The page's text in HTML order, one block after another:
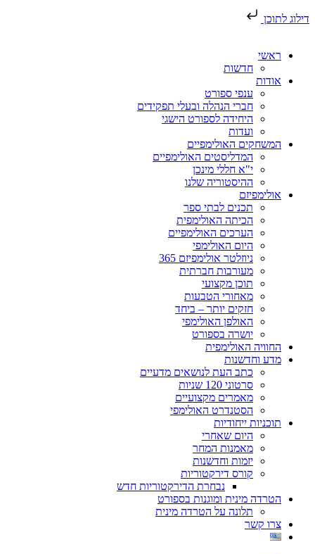
דילוג לתוכן
ראשי
חדשות
אודות
ענפי ספורט
חברי הנהלה ובעלי תפקידים
היחידה לספורט הישגי
ועדות
המשחקים האולימפיים
המדליסטים האולימפיים
י"א חללי מינכן
ההיסטוריה שלנו
אולימפיזם
תכנים לבתי ספר
הכיתה האולימפית
הערכים האולימפיים
היום האולימפי
ניוזלטר אולימפיזם 365
מעורבות חברתית
תוכן מקצועי
מאחורי הטבעות
חזקים יותר – ביחד
האולפן האולימפי
יושרה בספורט
החוויה האולימפית
מדע וחדשנות
כתב העת לנושאים מדעיים
סרטוני 120 שניות
מאמרים מקצועיים
הסטנדרט האולימפי
תוכניות ייחודיות
היום שאחרי
מאמנות המחר
יזמות וחדשנות
קורס דירקטוריות
נבחרת הדירקטוריות חדש
הטרדה מינית ומוגנות בספורט
תלונה על הטרדה מינית
צרו קשר